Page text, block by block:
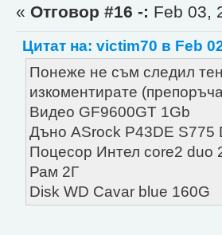
« Отговор #16 -: Feb 03,
Цитат на: victim70 в Feb
Понеже не съм следил
изкоментирате
Видео GF9600GT 1Gb
Дъно ASrock P43DE S775
Поцесор Интел core2 duo
Рам 2Г
Disk WD Cavar blue 160G